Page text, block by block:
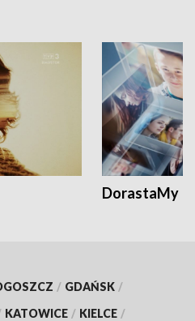
DorastaMy
/ GDAŃSK /
KATOWICE / KIELCE /